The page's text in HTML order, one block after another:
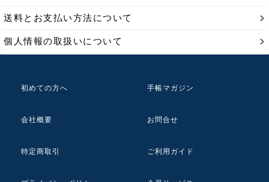
送料とお支払い方法について
個人情報の取扱いについて
初めての方へ 手帳マガジン
会社概要 お問合せ
特定商取引 ご利用ガイド